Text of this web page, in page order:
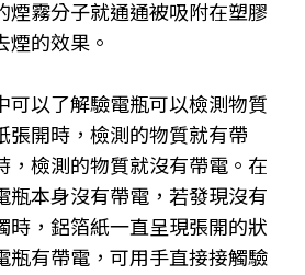
煙霧分子就通通被吸附在塑膠
煙的效果。
可以了解驗電瓶可以檢測物質
張開時，檢測的物質就有帶
，檢測的物質就沒有帶電。在
瓶本身沒有帶電，若發現沒有
時，鋁箔紙一直呈現張開的狀
瓶有帶電，可用手直接接觸驗